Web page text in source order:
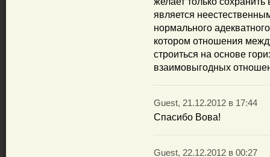
является
нормального
котором отношения
строиться на основе
взаимовыгодных
Guest, 21.12.2012 в 17:44
Спасибо Вова!
Guest, 22.12.2012 в 00:27